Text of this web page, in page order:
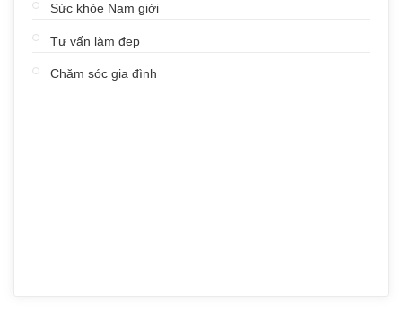
Sức khỏe Nam giới
Tư vấn làm đẹp
Chăm sóc gia đình